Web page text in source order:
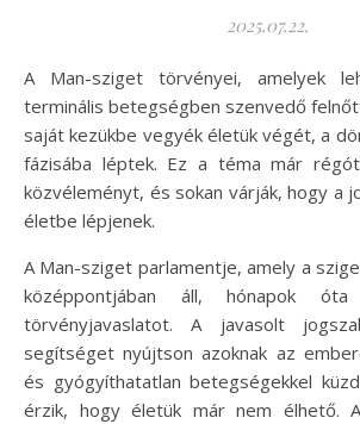
2025.07.22.
A Man-sziget törvényei, amelyek lehetővé tennék a
terminális betegségben szenvedő
saját kezükbe vegyék életük végét, a
fázisába léptek. Ez a téma már
közvéleményt, és sokan várják, hogy a
életbe lépjenek.
A Man-sziget parlamentje, amely a
középpontjában áll, hónapok
törvényjavaslatot. A javasolt
segítséget nyújtson azoknak az
és gyógyíthatatlan betegségekkel
érzik, hogy életük már nem élhető.